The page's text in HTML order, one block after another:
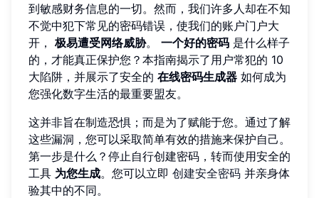
到敏感财务信息的一切。然而，我们许多人却在不知
不觉中犯下常见的密码错误，使我们的账户门户大
开， 极易遭受网络威胁。 一个好的密码 是什么样子
的，才能真正保护您？本指南揭示了用户常犯的 10
大陷阱，并展示了安全的 在线密码生成器 如何成为
您强化数字生活的最重要盟友。
这并非旨在制造恐惧；而是为了赋能于您。通过了解
这些漏洞，您可以采取简单有效的措施来保护自己。
第一步是什么？停止自行创建密码，转而使用安全的
工具 为您生成。您可以立即 创建安全密码 并亲身体
验其中的不同。